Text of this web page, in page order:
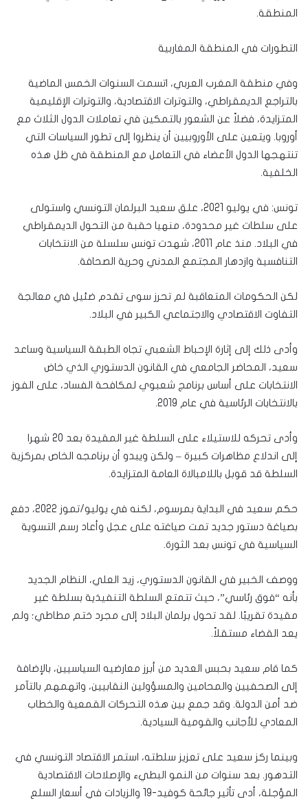
المنطقة.
التطورات في المنطقة المغاربية
وفي منطقة المغرب العربي، اتسمت السنوات الخمس الماضية
بالتراجع الديمقراطي، والتوترات الاقتصادية، والتوترات الإقليمية
المتزايدة، فضلاً عن الشعور بالتمكين في تعاملات الدول الثلاث مع
أوروبا. ويتعين على الأوروبيين أن ينظروا إلى تطور السياسات التي
تنتهجها الدول الأعضاء في التعامل مع المنطقة في ظل هذه
الخلفية.
تونس: في يوليو 2021، علق سعيد البرلمان التونسي واستولى
على سلطات غير محدودة، منهيا حقبة من التحول الديمقراطي
في البلاد. منذ عام 2011، شهدت تونس سلسلة من الانتخابات
التنافسية وازدهار المجتمع المدني وحرية الصحافة.
لكن الحكومات المتعاقبة لم تحرز سوى تقدم ضئيل في معالجة
التفاوت الاقتصادي والاجتماعي الكبير في البلاد.
وأدى ذلك إلى إثارة الإحباط الشعبي تجاه الطبقة السياسية وساعد
سعيد، المحاضر الجامعي في القانون الدستوري الذي خاض
الانتخابات على أساس برنامج شعبوي لمكافحة الفساد، على الفوز
بالانتخابات الرئاسية في عام 2019.
وأدى تحركه للاستيلاء على السلطة غير المقيدة بعد 20 شهرا
إلى اندلاع مظاهرات كبيرة – ولكن ويبدو أن برنامجه الخاص بمركزية
السلطة قد قوبل باللامبالاة العامة المتزايدة.
حكم سعيد في البداية بمرسوم، لكنه في يوليو/تموز 2022، دفع
بصياغة دستور جديد تمت صياغته على عجل وأعاد رسم التسوية
السياسية في تونس بعد الثورة.
ووصف الخبير في القانون الدستوري، زيد العلي، النظام الجديد
بأنه “فوق رئاسي”، حيث تتمتع السلطة التنفيذية بسلطة غير
مقيدة تقريبًا. لقد تحول برلمان البلاد إلى مجرد ختم مطاطي؛ ولم
يعد القضاء مستقلاً.
كما قام سعيد بحبس العديد من أبرز معارضيه السياسيين، بالإضافة
إلى الصحفيين والمحامين والمسؤولين النقابيين، واتهمهم بالتآمر
ضد أمن الدولة. وقد جمع بين هذه التحركات القمعية والخطاب
المعادي للأجانب والقومية السيادية.
وبينما ركز سعيد على تعزيز سلطته، استمر الاقتصاد التونسي في
التدهور. بعد سنوات من النمو البطيء والإصلاحات الاقتصادية
المؤجلة، أدى تأثير جائحة كوفيد-19 والزيادات في أسعار السلع